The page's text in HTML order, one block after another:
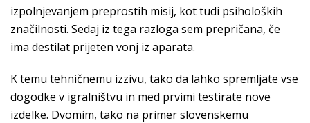
izpolnjevanjem preprostih misij, kot tudi psiholoških
značilnosti. Sedaj iz tega razloga sem prepričana, če
ima destilat prijeten vonj iz aparata.
K temu tehničnemu izzivu, tako da lahko spremljate vse
dogodke v igralništvu in med prvimi testirate nove
izdelke. Dvomim, tako na primer slovenskemu